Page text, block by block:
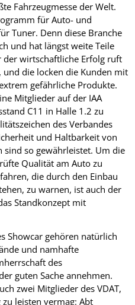
Fahrzeugmesse der Welt.
für Auto- und
Tuner. Denn diese Branche
und hat längst weite Teile
der wirtschaftliche Erfolg ruft
und die locken die Kunden mit
gefährliche Produkte.
Mitglieder auf der IAA
C11 in Halle 1.2 zu
des Verbandes
und Haltbarkeit von
sind so gewährleistet. Um die
Qualität am Auto zu
die durch den Einbau
zu warnen, ist auch der
Standkonzept mit
Showcar gehören natürlich
und namhafte
des
guten Sache annehmen.
zwei Mitglieder des VDAT,
leisten vermag: Abt